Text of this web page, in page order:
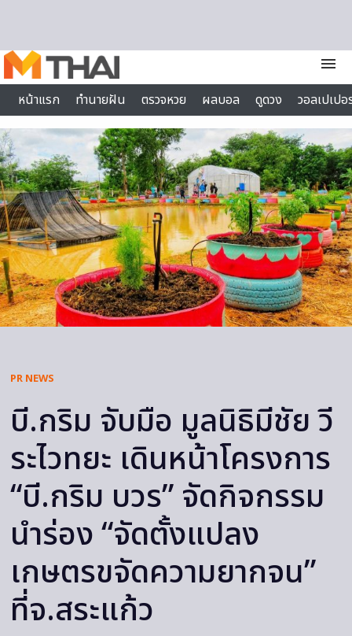
menu
หน้าแรก
ทำนายฝัน ตรวจหวย ผลบอล ดูดวง
วอลเปเป
ไลฟ์สไตล์
PR NEWS
บี.กริม จับมือ มูลนิธิมีชัย วี
ระไวทยะ เดินหน้าโครงการ
“บี.กริม บวร” จัดกิจกรรม
นำร่อง “จัดตั้งแปลง
เกษตรขจัดความยากจน”
ที่จ.สระแก้ว